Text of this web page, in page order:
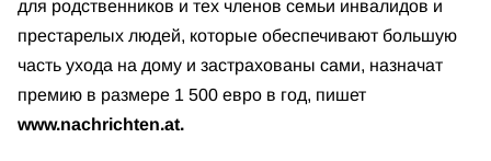
для родственников и тех членов семьи инвалидов и
престарелых людей, которые обеспечивают большую
часть ухода на дому и застрахованы сами, назначат
премию в размере 1 500 евро в год, пишет
www.nachrichten.at.